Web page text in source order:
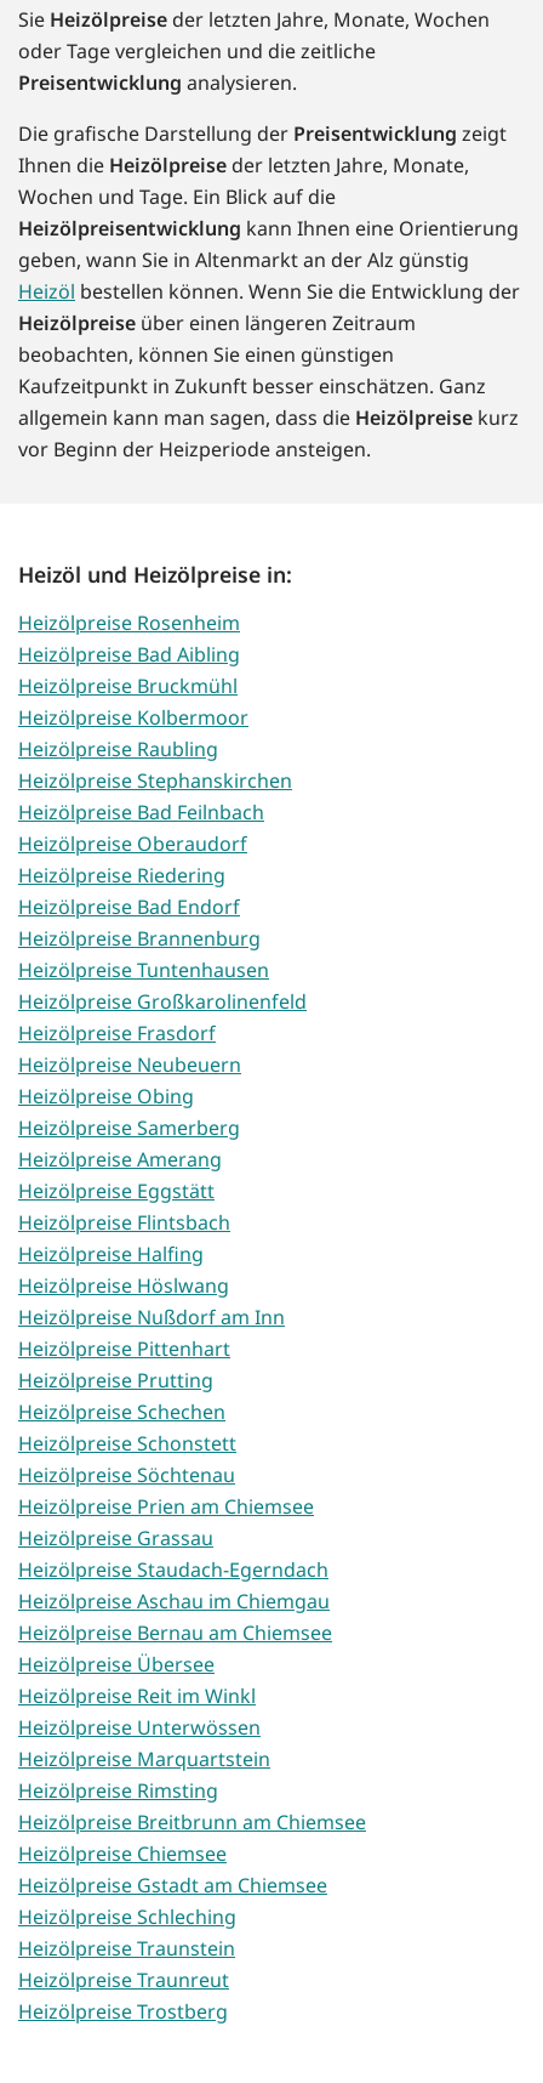
Sie Heizölpreise der letzten Jahre, Monate, Wochen
oder Tage vergleichen und die zeitliche
Preisentwicklung analysieren.
Die grafische Darstellung der Preisentwicklung zeigt
Ihnen die Heizölpreise der letzten Jahre, Monate,
Wochen und Tage. Ein Blick auf die
Heizölpreisentwicklung kann Ihnen eine Orientierung
geben, wann Sie in Altenmarkt an der Alz günstig
Heizöl bestellen können. Wenn Sie die Entwicklung der
Heizölpreise über einen längeren Zeitraum
beobachten, können Sie einen günstigen
Kaufzeitpunkt in Zukunft besser einschätzen. Ganz
allgemein kann man sagen, dass die Heizölpreise kurz
vor Beginn der Heizperiode ansteigen.
Heizöl und Heizölpreise in:
Heizölpreise Rosenheim
Heizölpreise Bad Aibling
Heizölpreise Bruckmühl
Heizölpreise Kolbermoor
Heizölpreise Raubling
Heizölpreise Stephanskirchen
Heizölpreise Bad Feilnbach
Heizölpreise Oberaudorf
Heizölpreise Riedering
Heizölpreise Bad Endorf
Heizölpreise Brannenburg
Heizölpreise Tuntenhausen
Heizölpreise Großkarolinenfeld
Heizölpreise Frasdorf
Heizölpreise Neubeuern
Heizölpreise Obing
Heizölpreise Samerberg
Heizölpreise Amerang
Heizölpreise Eggstätt
Heizölpreise Flintsbach
Heizölpreise Halfing
Heizölpreise Höslwang
Heizölpreise Nußdorf am Inn
Heizölpreise Pittenhart
Heizölpreise Prutting
Heizölpreise Schechen
Heizölpreise Schonstett
Heizölpreise Söchtenau
Heizölpreise Prien am Chiemsee
Heizölpreise Grassau
Heizölpreise Staudach-Egerndach
Heizölpreise Aschau im Chiemgau
Heizölpreise Bernau am Chiemsee
Heizölpreise Übersee
Heizölpreise Reit im Winkl
Heizölpreise Unterwössen
Heizölpreise Marquartstein
Heizölpreise Rimsting
Heizölpreise Breitbrunn am Chiemsee
Heizölpreise Chiemsee
Heizölpreise Gstadt am Chiemsee
Heizölpreise Schleching
Heizölpreise Traunstein
Heizölpreise Traunreut
Heizölpreise Trostberg